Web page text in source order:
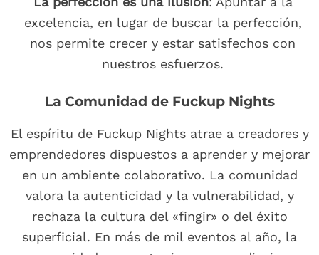
excelencia, en lugar de buscar la perfección,
nos permite crecer y estar satisfechos con
nuestros esfuerzos.
La Comunidad de Fuckup Nights
El espíritu de Fuckup Nights atrae a creadores y
emprendedores dispuestos a aprender y mejorar
en un ambiente colaborativo. La comunidad
valora la autenticidad y la vulnerabilidad, y
rechaza la cultura del «fingir» o del éxito
superficial. En más de mil eventos al año, la